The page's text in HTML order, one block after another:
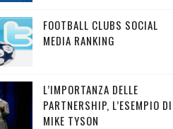
FOOTBALL CLUBS SOCIAL
MEDIA RANKING
L’IMPORTANZA DELLE
PARTNERSHIP, L’ESEMPIO DI
MIKE TYSON